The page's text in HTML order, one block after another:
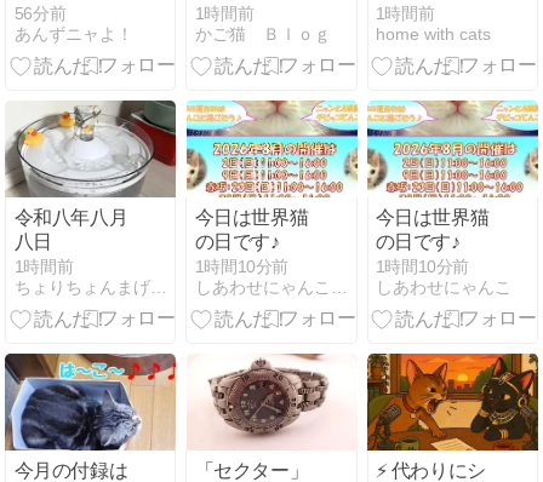
56分前
あんずニャよ！
1時間前
かご猫 Ｂｌｏｇ
1時間前
home with cats
令和八年八月
八日
1時間前
ちょりちょんまげちょりそー
今日は世界猫
の日です♪
1時間10分前
しあわせにゃんこのブログ
今日は世界猫
の日です♪
1時間10分前
しあわせにゃんこ
今月の付録は
「セクター」
⚡ 代わりにシ